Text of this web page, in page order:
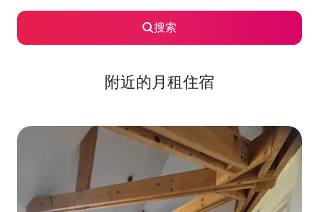
搜索
附近的月租住宿